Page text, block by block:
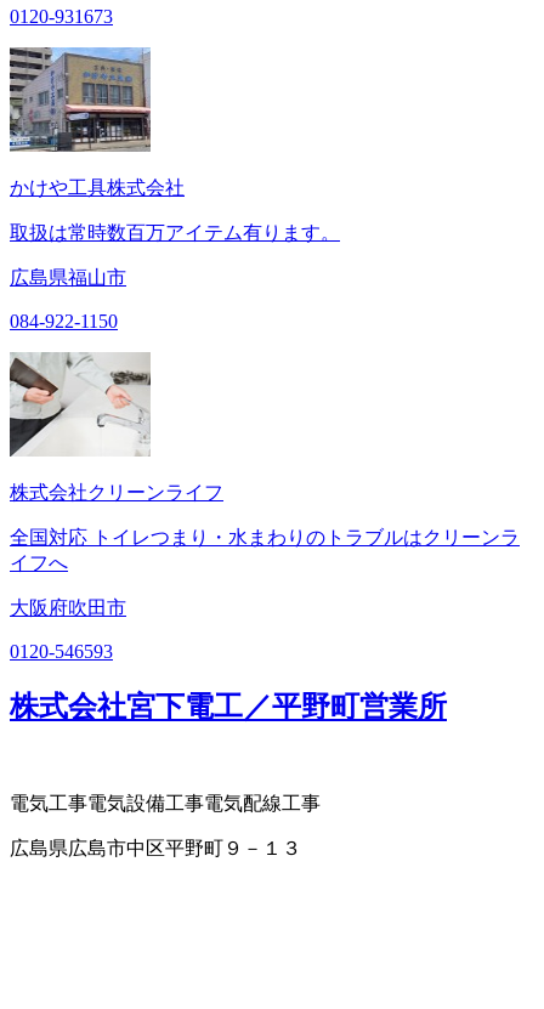
0120-931673
かけや工具株式会社
取扱は常時数百万アイテム有ります。
広島県福山市
084-922-1150
株式会社クリーンライフ
全国対応 トイレつまり・水まわりのトラブルはクリーンラ
イフへ
大阪府吹田市
0120-546593
株式会社宮下電工／平野町営業所
電気工事電気設備工事電気配線工事
広島県広島市中区平野町９－１３